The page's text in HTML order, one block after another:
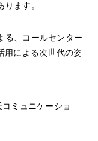
ます。
る、コールセンター
用による次世代の姿
ミュニケーショ